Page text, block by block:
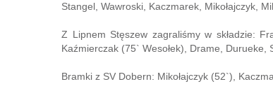
Stangel, Wawroski, Kaczmarek, Mikołajczyk,
Z Lipnem Stęszew zagraliśmy w składzie:
Kaźmierczak (75` Wesołek), Drame, Durueke,
Bramki z SV Dobern: Mikołajczyk (52`),